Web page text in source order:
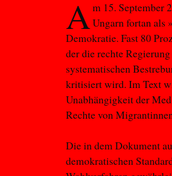
Am 15. September
Ungarn fortan als
Demokratie. Fast 80
der die rechte
systematischen
kritisiert wird. Im Text
Unabhängigkeit der
Rechte von
Die in dem Dokument
demokratischen